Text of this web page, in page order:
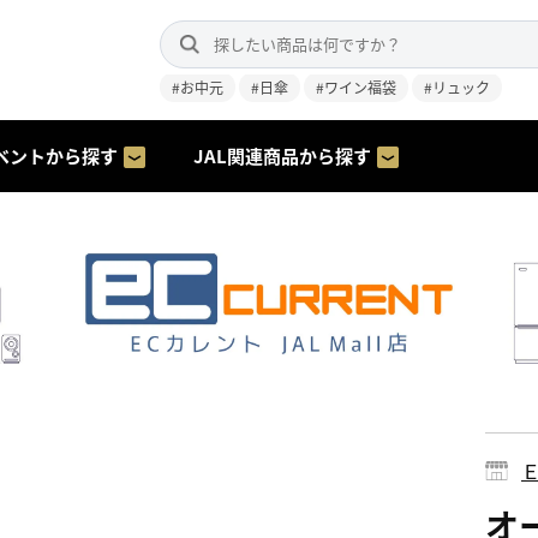
#お中元 #日傘 #ワイン福袋 #リュック
ントから探す JAL関連商品から探す
オ